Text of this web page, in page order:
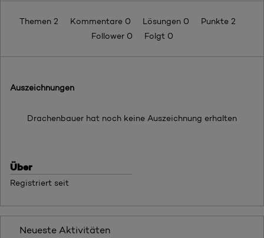
Themen 2 Kommentare 0 Lösungen 0
Punkte 2
Follower 0 Folgt 0
Auszeichnungen
Drachenbauer hat noch keine Auszeichnung erhalten
Über
Registriert seit
Neueste Aktivitäten